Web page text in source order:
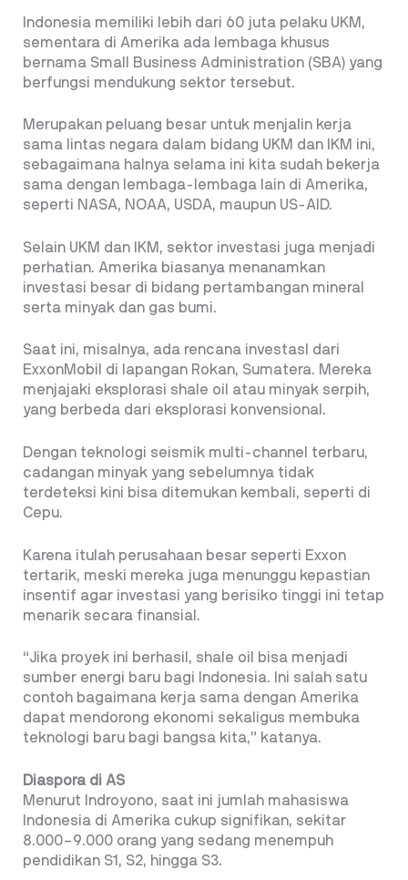
Indonesia memiliki lebih dari 60 juta pelaku UKM,
sementara di Amerika ada lembaga khusus
bernama Small Business Administration (SBA) yang
berfungsi mendukung sektor tersebut.
Merupakan peluang besar untuk menjalin kerja
sama lintas negara dalam bidang UKM dan IKM ini,
sebagaimana halnya selama ini kita sudah bekerja
sama dengan lembaga-lembaga lain di Amerika,
seperti NASA, NOAA, USDA, maupun US-AID.
Selain UKM dan IKM, sektor investasi juga menjadi
perhatian. Amerika biasanya menanamkan
investasi besar di bidang pertambangan mineral
serta minyak dan gas bumi.
Saat ini, misalnya, ada rencana investasI dari
ExxonMobil di lapangan Rokan, Sumatera. Mereka
menjajaki eksplorasi shale oil atau minyak serpih,
yang berbeda dari eksplorasi konvensional.
Dengan teknologi seismik multi-channel terbaru,
cadangan minyak yang sebelumnya tidak
terdeteksi kini bisa ditemukan kembali, seperti di
Cepu.
Karena itulah perusahaan besar seperti Exxon
tertarik, meski mereka juga menunggu kepastian
insentif agar investasi yang berisiko tinggi ini tetap
menarik secara finansial.
“Jika proyek ini berhasil, shale oil bisa menjadi
sumber energi baru bagi Indonesia. Ini salah satu
contoh bagaimana kerja sama dengan Amerika
dapat mendorong ekonomi sekaligus membuka
teknologi baru bagi bangsa kita,” katanya.
Diaspora di AS
Menurut Indroyono, saat ini jumlah mahasiswa
Indonesia di Amerika cukup signifikan, sekitar
8.000–9.000 orang yang sedang menempuh
pendidikan S1, S2, hingga S3.